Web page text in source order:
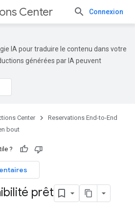
Center Connexion
IA pour traduire le contenu dans votre
générées par IA peuvent
Center
Reservations End-to-End
bout
?
prêt